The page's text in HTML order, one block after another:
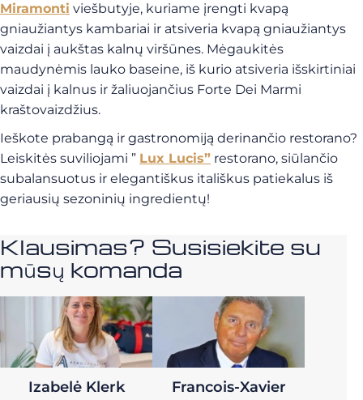
Miramonti viešbutyje, kuriame įrengti kvapą
gniaužiantys kambariai ir atsiveria kvapą gniaužiantys
vaizdai į aukštas kalnų viršūnes. Mėgaukitės
maudynėmis lauko baseine, iš kurio atsiveria išskirtiniai
vaizdai į kalnus ir žaliuojančius Forte Dei Marmi
kraštovaizdžius.
Ieškote prabangą ir gastronomiją derinančio restorano?
Leiskitės suviliojami ” Lux Lucis” restorano, siūlančio
subalansuotus ir elegantiškus itališkus patiekalus iš
geriausių sezoninių ingredientų!
Klausimas? Susisiekite su
mūsų komanda
Izabelė Klerk
Francois-Xavier